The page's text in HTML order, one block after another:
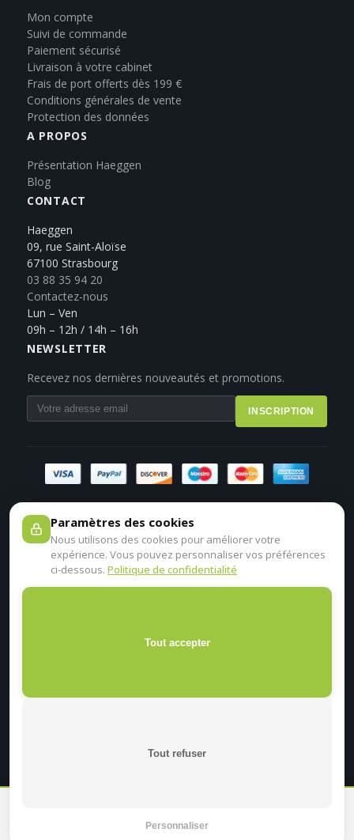
Mon compte
Suivi de commande
Paiement sécurisé
Livraison à votre cabinet
Frais de port offerts dès 199 €
Conditions générales de vente
Protection des données
A PROPOS
Présentation Haeggen
Blog
CONTACT
Haeggen
09, rue Saint-Aloïse
67100 Strasbourg
03 88 35 94 20
Contactez-nous
Lun – Ven
09h – 12h / 14h – 16h
NEWSLETTER
Recevez nos dernières nouveautés et promotions.
INSCRIPTION
Paramètres des cookies
Nous utilisons des cookies pour améliorer votre
expérience. Vous pouvez personnaliser vos préférences
ci-dessous. Politique de confidentialité
Tout accepter
Tout refuser
Personnaliser